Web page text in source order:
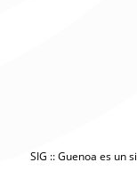
SIG :: Guenoa es un